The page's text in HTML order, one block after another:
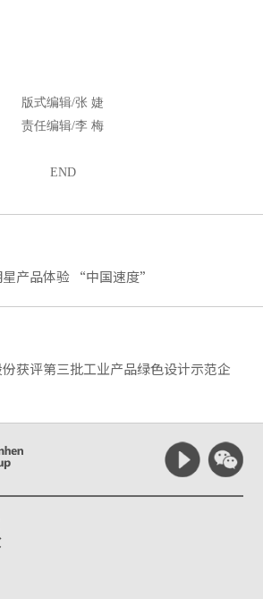
版式编辑/张 婕
责任编辑/李 梅
END
产品体验 “中国速度”
获评第三批工业产品绿色设计示范企